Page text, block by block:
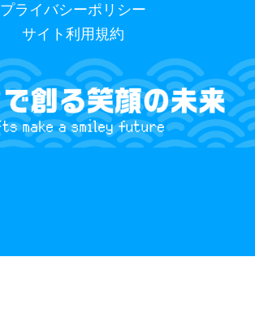
プライバシーポリシー
サイト利用規約